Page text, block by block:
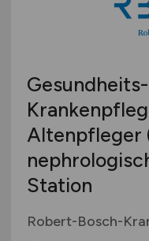
Altenpfleger
Station
Robert-Bosch-